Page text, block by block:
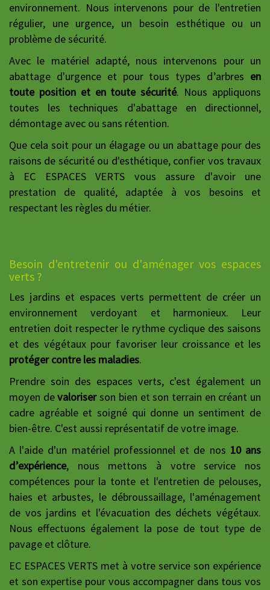
environnement. Nous intervenons pour de l'entretien
régulier, une urgence, un besoin esthétique ou un
problème de sécurité.
Avec le matériel adapté, nous intervenons pour un
abattage d'urgence et pour tous types d’arbres en
toute position et en toute sécurité. Nous appliquons
toutes les techniques d'abattage en directionnel,
démontage avec ou sans rétention.
Que cela soit pour un élagage ou un abattage pour des
raisons de sécurité ou d'esthétique, confier vos travaux
à EC ESPACES VERTS vous assure d'avoir une
prestation de qualité, adaptée à vos besoins et
respectant les règles du métier.
Besoin d'entretenir ou d'aménager vos espaces
verts ?
Les jardins et espaces verts permettent de créer un
environnement verdoyant et harmonieux. Leur
entretien doit respecter le rythme cyclique des saisons
et des végétaux pour favoriser leur croissance et les
protéger contre les maladies.
Prendre soin des espaces verts, c'est également un
moyen devaloriserson bien et son terrain en créant un
cadre agréable et soigné qui donne un sentiment de
bien-être. C'est aussi représentatif de votre image.
A l'aide d'un matériel professionnel et de nos 10 ans
d’expérience, nous mettons à votre service nos
compétences pour la tonte et l'entretien de pelouses,
haies et arbustes, le débroussaillage, l'aménagement
de vos jardins et l'évacuation des déchets végétaux.
Nous effectuons également la pose de tout type de
pavage et clôture.
EC ESPACES VERTS met à votre service son expérience
et son expertise pour vous accompagner dans tous vos